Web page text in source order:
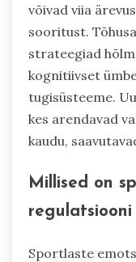
võivad viia
sooritust.
strateegiad
kognitiivset
tugisüsteeme.
kes arendavad
kaudu,
Millised on
regulatsiooni
Sportlaste